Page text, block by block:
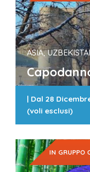
ASIA,
| Dal 28
(voli esclusi)
IN GRUPPO